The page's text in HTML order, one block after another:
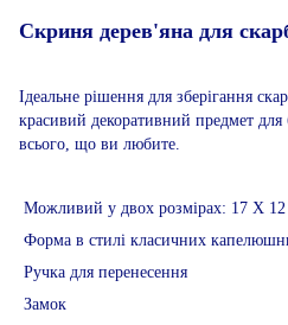
Скриня дерев'яна для
Ідеальне рішення для зберігання
красивий декоративний предмет для
всього, що ви любите.
Можливий у двох розмірах: 17 Х
Форма в стилі класичних
Ручка для перенесення
Замок